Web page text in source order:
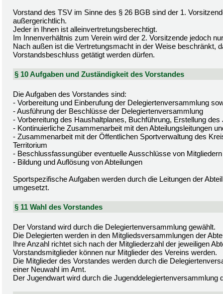
Vorstand des TSV im Sinne des § 26 BGB sind der 1.
außergerichtlich.
Jeder in Ihnen ist alleinvertretungsberechtigt.
Im Innenverhältnis zum Verein wird der 2. Vorsitzende jedoch
Nach außen ist die Vertretungsmacht in der Weise beschränkt,
Vorstandsbeschluss getätigt werden dürfen.
§ 10 Aufgaben und Zuständigkeit des Vorstandes
Die Aufgaben des Vorstandes sind:
- Vorbereitung und Einberufung der Delegiertenversammlung
- Ausführung der Beschlüsse der Delegiertenversammlung
- Vorbereitung des Haushaltplanes, Buchführung, Erstellung
- Kontinuierliche Zusammenarbeit mit den Abteilungsleitungen
- Zusammenarbeit mit der Öffentlichen Sportverwaltung des
Territorium
- Beschlussfassungüber eventuelle Ausschlüsse von Mitgliedern
- Bildung und Auflösung von Abteilungen
Sportspezifische Aufgaben werden durch die Leitungen der
umgesetzt.
§ 11 Wahl des Vorstandes
Der Vorstand wird durch die Delegiertenversammlung gewählt.
Die Delegierten werden in den Mitgliedsversammlungen der
Ihre Anzahl richtet sich nach der Mitgliederzahl der jeweiligen
Vorstandsmitglieder können nur Mitglieder des Vereins werden.
Die Mitglieder des Vorstandes werden durch die
einer Neuwahl im Amt.
Der Jugendwart wird durch die